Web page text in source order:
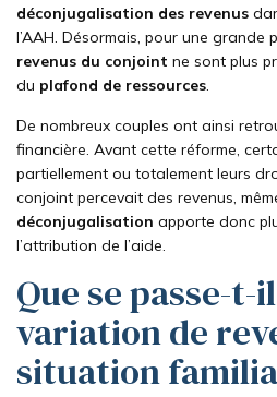
déconjugalisation des revenus
l’AAH. Désormais, pour une grande
revenus du conjoint ne sont plus
du plafond de ressources.
De nombreux couples ont ainsi
financière. Avant cette réforme,
partiellement ou totalement leurs
conjoint percevait des revenus,
déconjugalisation apporte donc
l’attribution de l’aide.
Que se passe-t-
variation de
situation